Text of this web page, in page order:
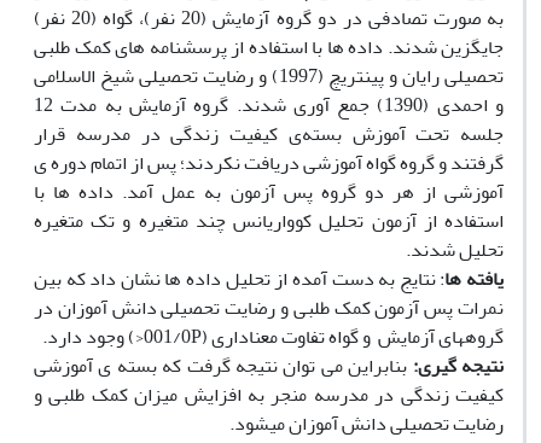
به صورت تصادفی در دو گروه آزمایش (20 نفر)، گواه (20 نفر)
جایگزین شدند. داده­ ها با استفاده از پرسشنامه­ های کمک ­طلبی
تحصیلی رایان و پینتریچ (1997) و رضایت تحصیلی شیخ الاسلامی
و احمدی (1390) جمع آوری شدند. گروه آزمایش به مدت 12
جلسه تحت آموزش بسته‌ی کیفیت زندگی در مدرسه قرار
گرفتند و گروه گواه آموزشی دریافت نکردند؛ پس از اتمام دوره­ ی
آموزشی از هر دو گروه پس ­آزمون به عمل آمد. داده­ ها با
استفاده از آزمون تحلیل کوواریانس چند متغیره و تک متغیره
تحلیل شدند.
یافته­ ها: نتایج به دست آمده از تحلیل داده ­ها نشان داد که بین
نمرات پس­ آزمون کمک ­طلبی و رضایت تحصیلی دانش ­آموزان در
گروه­های آزمایش و گواه تفاوت معناداری (001/0P<) وجود دارد.
نتیجه­ گیری: بنابراین می­ توان نتیجه گرفت که بسته­ ی آموزشی
کیفیت زندگی در مدرسه منجر به افزایش میزان کمک­ طلبی و
رضایت تحصیلی دانش ­آموزان می­شود.